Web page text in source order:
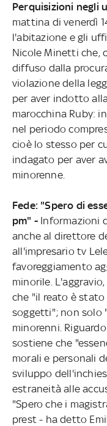
Perquisizioni negli
mattina di venerdì
l'abitazione e gli
Nicole Minetti che,
diffuso dalla
violazione della
per aver indotto
marocchina Ruby:
nel periodo
cioè lo stesso per
indagato per aver
minorenne.
Fede: "Spero di
pm" - Informazioni
anche al direttore
all'impresario tv
favoreggiamento
minorile.
che "il reato è
soggetti"; non solo
minorenni.
sostiene che
morali e personali
sviluppo
estraneità alle
"Spero che i
prest - ha detto